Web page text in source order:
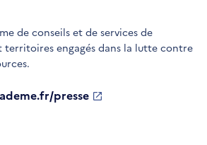
de conseils et de services de
territoires engagés dans la lutte contre
ademe.fr/presse
S'ouvre